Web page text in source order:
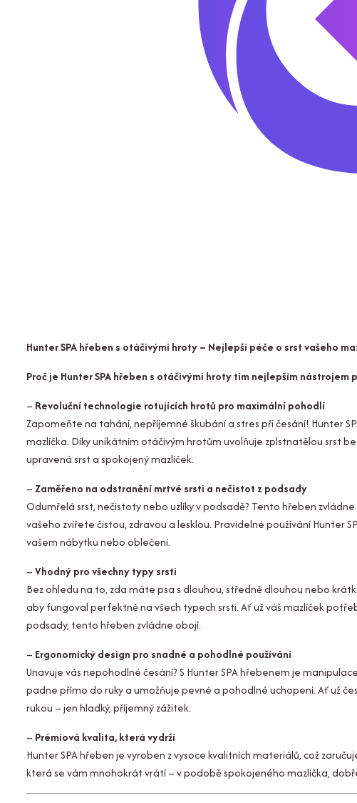
Hunter SPA hřeben s otáčivými hroty – Nejlepší péče o srst vašeho
Proč je Hunter SPA hřeben s otáčivými hroty tím nejlepším nástrojem
– Revoluční technologie rotujících hrotů pro maximální pohodlí
Zapomeňte na tahání, nepříjemné škubání a stres při česání! Hunter
mazlíčka. Díky unikátním otáčivým hrotům uvolňuje zplstnatělou srst
upravená srst a spokojený mazlíček.
–Zaměřeno na odstranění mrtvé srsti a nečistot z podsady
Odumřelá srst, nečistoty nebo uzlíky v podsadě? Tento hřeben
vašeho zvířete čistou, zdravou a lesklou. Pravidelné používání Hunter
vašem nábytku nebo oblečení.
–Vhodný pro všechny typy srsti
Bez ohledu na to, zda máte psa s dlouhou, středně dlouhou nebo
aby fungoval perfektně na všech typech srsti. Ať už váš mazlíček
podsady, tento hřeben zvládne obojí.
– Ergonomický design pro snadné a pohodlné používání
Unavuje vás nepohodlné česání? S Hunter SPA hřebenem je
padne přímo do ruky a umožňuje pevné a pohodlné uchopení. Ať už
rukou – jen hladký, příjemný zážitek.
– Prémiová kvalita, která vydrží
Hunter SPA hřeben je vyroben z vysoce kvalitních materiálů, což
která se vám mnohokrát vrátí – v podobě spokojeného mazlíčka,